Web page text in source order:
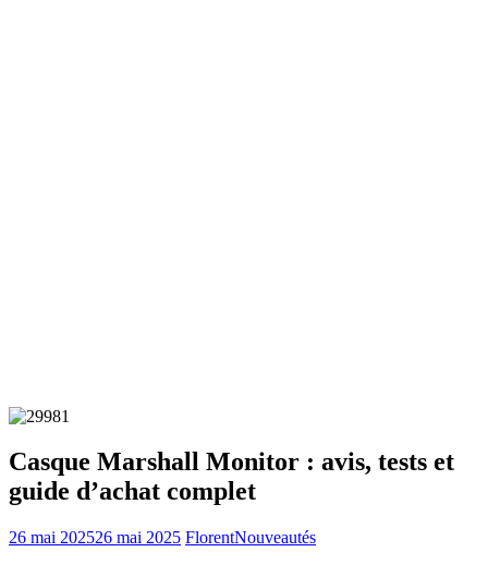
Casque Marshall Monitor : avis, tests et
guide d’achat complet
26 mai 202526 mai 2025 FlorentNouveautés